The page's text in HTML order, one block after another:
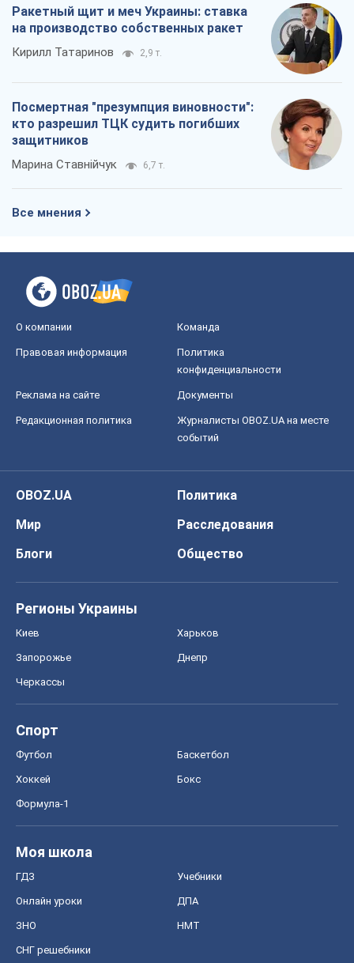
Ракетный щит и меч Украины: ставка
на производство собственных ракет
Кирилл Татаринов 2,9 т.
Посмертная "презумпция виновности":
кто разрешил ТЦК судить погибших
защитников
Марина Ставнійчук 6,7 т.
Все мнения
О компании Команда
Правовая информация
Политика
конфиденциальности
Реклама на сайте Документы
Редакционная политика
Журналисты OBOZ.UA на месте
событий
OBOZ.UA
Политика
Мир
Расследования
Блоги
Общество
Регионы Украины
Киев Харьков
Запорожье Днепр
Черкассы
Спорт
Футбол Баскетбол
Хоккей Бокс
Формула-1
Моя школа
ГДЗ Учебники
Онлайн уроки ДПА
ЗНО НМТ
СНГ решебники